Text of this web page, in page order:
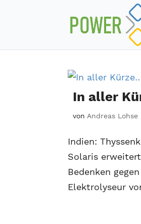
In aller
von Andreas Lohse
Indien:
Solaris
Bedenken
Elektrolyseur